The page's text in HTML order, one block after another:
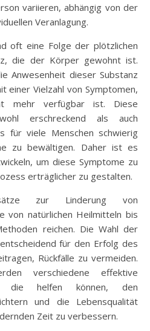
variieren, abhängig von der
Veranlagung.
oft eine Folge der plötzlichen
die der Körper gewohnt ist.
Anwesenheit dieser Substanz
einer Vielzahl von Symptomen,
mehr verfügbar ist. Diese
erschreckend als auch
für viele Menschen schwierig
zu bewältigen. Daher ist es
um diese Symptome zu
erträglicher zu gestalten.
zur Linderung von
von natürlichen Heilmitteln bis
reichen. Die Wahl der
für den Erfolg des
Rückfälle zu vermeiden.
verschiedene effektive
die helfen können, den
und die Lebensqualität
Zeit zu verbessern.